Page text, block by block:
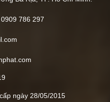
786 297
ngày 28/05/2015